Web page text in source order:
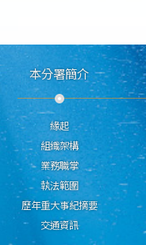
本分署簡介
緣起
組織架構
業務職掌
執法範圍
歷年重大事紀摘要
交通資訊